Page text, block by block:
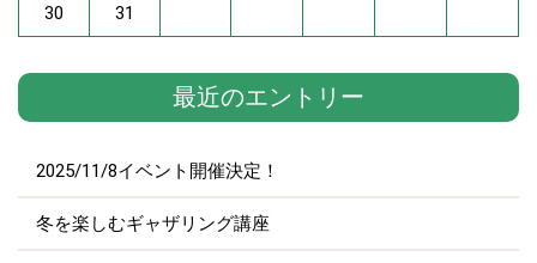
30 31
最近のエントリー
2025/11/8イベント開催決定！
冬を楽しむギャザリング講座